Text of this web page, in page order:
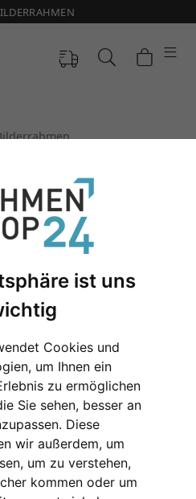
ist uns
Cookies und
um Ihnen ein
zu ermöglichen
Sie sehen, besser an
Diese
wir außerdem, um
um zu verstehen,
kommen oder um
Bilderrahmen Collage
Holz Bilderrahmen
Rahmenlose Bilderrahmen